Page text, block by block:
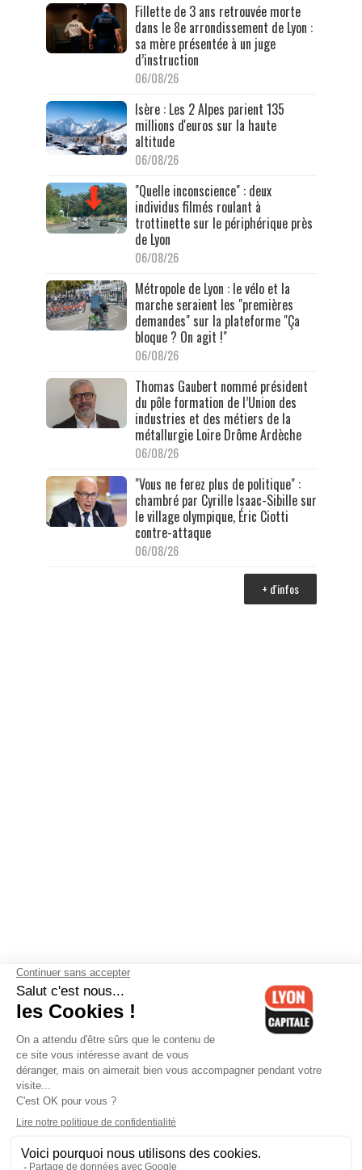
Fillette de 3 ans retrouvée morte
dans le 8e arrondissement de Lyon :
sa mère présentée à un juge
d’instruction
06/08/26
Isère : Les 2 Alpes parient 135
millions d'euros sur la haute
altitude
06/08/26
"Quelle inconscience" : deux
individus filmés roulant à
trottinette sur le périphérique près
de Lyon
06/08/26
Métropole de Lyon : le vélo et la
marche seraient les "premières
demandes" sur la plateforme "Ça
bloque ? On agit !"
06/08/26
Thomas Gaubert nommé président
du pôle formation de l’Union des
industries et des métiers de la
métallurgie Loire Drôme Ardèche
06/08/26
"Vous ne ferez plus de politique" :
chambré par Cyrille Isaac-Sibille sur
le village olympique, Éric Ciotti
contre-attaque
06/08/26
+ d'infos
Contactez-nous-Mentions légales-CGV-Politique de